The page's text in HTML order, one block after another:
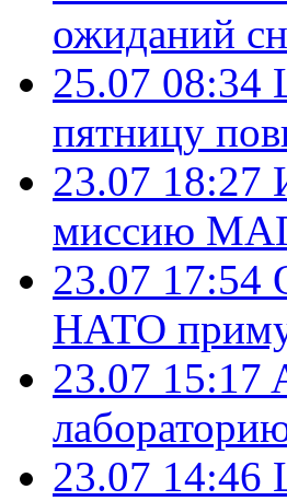
ожиданий
25.07 08:34
пятницу
23.07 18:27
миссию
23.07 17:54
НАТО
23.07 15:17
23.07 14:46